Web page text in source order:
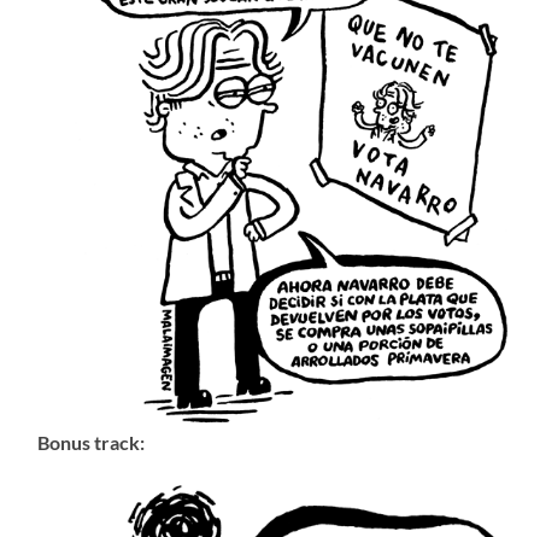
Bonus track: